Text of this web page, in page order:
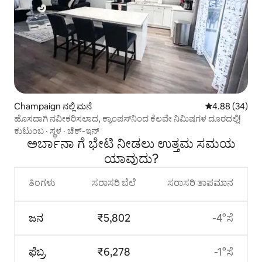
Champaign ನಲ್ಲಿ ಮನೆ 5 ರಲ್ಲಿ 4.88
4.88 (34)
ಹೊಸದಾಗಿ ನವೀಕರಿಸಲಾದ, ಕ್ಯಾಂಪಸ್‌ನಿಂದ ಕೆಲವೇ ನಿಮಿಷಗಳ ದೂರದಲ್ಲಿ!
ಕುಟುಂಬ · ಸ್ಥಳ · ಚೆಕ್-ಇನ್
ಅರ್ಬಾನಾ ಗೆ ಭೇಟಿ ನೀಡಲು ಉತ್ತಮ ಸಮಯ
ಯಾವುದು?
ತಿಂಗಳು
ಜನ
ಫೆಬ್ರ
ಸರಾಸರಿ ಬೆಲೆ
₹5,802
₹6,278
ಸರಾಸರಿ ತಾಪಮಾನ
-4°ಸೆ
-1°ಸೆ